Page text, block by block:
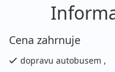
Cena zahrnuje
dopravu autobusem ,